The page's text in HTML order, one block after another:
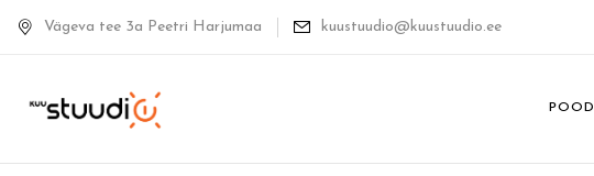
Vägeva tee 3a Peetri Harjumaa kuustuudio@kuustuudio.ee
POOD